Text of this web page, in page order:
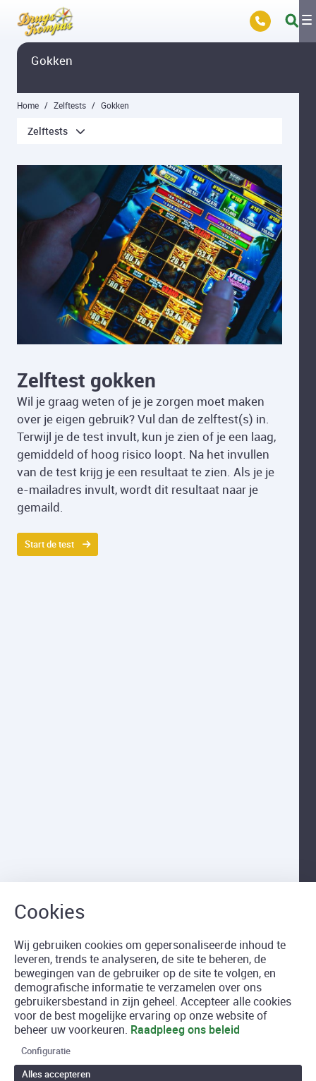
Overslaan en naar hoofdinhoud gaan
Gokken
Home Zelftests Gokken
Zelftests
Zelftest gokken
Wil je graag weten of je je zorgen moet maken
over je eigen gebruik? Vul dan de zelftest(s) in.
Terwijl je de test invult, kun je zien of je een laag,
gemiddeld of hoog risico loopt. Na het invullen
van de test krijg je een resultaat te zien. Als je je
e-mailadres invult, wordt dit resultaat naar je
gemaild.
Start de test
Wij gebruiken cookies om gepersonaliseerde inhoud te
leveren, trends te analyseren, de site te beheren, de
bewegingen van de gebruiker op de site te volgen, en
demografische informatie te verzamelen over ons
gebruikersbestand in zijn geheel. Accepteer alle cookies
voor de best mogelijke ervaring op onze website of
beheer uw voorkeuren. Raadpleeg ons beleid
Configuratie
Alles accepteren